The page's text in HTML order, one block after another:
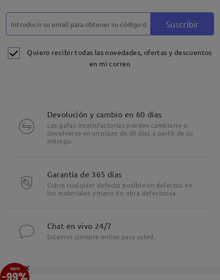
Suscribir
Quiero recibir todas las novedades, ofertas y descuentos
en mi correo
Devolución y cambio en 60 días
Las gafas insatisfactorias pueden cambiarse o
devolverse en un plazo de 60 días a partir de su
entrega.
Garantía de 365 días
Cubre cualquier defecto posible en defectos en
los materiales y mano do obra defectuosa
Chat en vivo 24/7
Estamos siempre online para usted.
×